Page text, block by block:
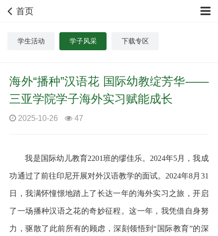
首页
学生活动 学子风采 下载专区
海外“播种”汉语花 国际幼教绽芳华——
三亚学院学子海外实习赋能成长
2025-10-26 47
我是国际幼儿教育2201班的缪佳乐。 2024年5月，我成
功通过了前往印尼开展对外汉语教学的面试。 2024年8月 31
日，我满怀憧憬地踏上了长达一年的海外实习之旅，开启
了一场播种汉语之花的奇妙征程。这一年，我凭借自身努
力，驱散了此前所有的顾虑，深刻领悟到“国际教育”的深